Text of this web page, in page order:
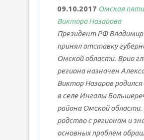
09.10.2017 Омская
Виктора Назарова
Президент РФ
принял отставку
Омской области. Врио
региона назначен
Виктор Назаров родился
в селе Ингалы
района Омской
родство с регионом и
основных проблем